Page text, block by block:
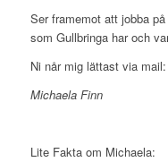
Ser framemot att jobba
som Gullbringa har och
Ni når mig lättast via
Michaela Finn
Lite Fakta om Michaela: